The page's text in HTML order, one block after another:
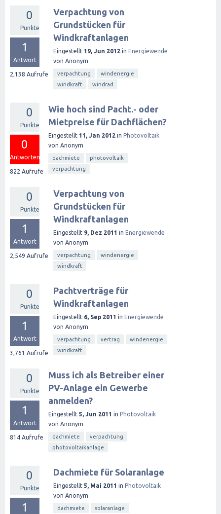
0
Punkte
1
Antwort
2,138 Aufrufe
Verpachtung von
Grundstücken für
Windkraftanlagen
Eingestellt 19, Jun 2012 in Energiewende
von Anonym
verpachtung
windenergie
windkraft
windrad
0
Punkte
0
Antworten
822 Aufrufe
Wie hoch sind Pacht.- oder
Mietpreise für Dachflächen?
Eingestellt 11, Jan 2012 in Photovoltaik
von Anonym
dachmiete
photovoltaik
verpachtung
0
Punkte
1
Antwort
2,549 Aufrufe
Verpachtung von
Grundstücken für
Windkraftanlagen
Eingestellt 9, Dez 2011 in Energiewende
von Anonym
verpachtung
windenergie
windkraft
0
Punkte
1
Antwort
3,761 Aufrufe
Pachtverträge für
Windkraftanlagen
Eingestellt 6, Sep 2011 in Energiewende
von Anonym
verpachtung vertrag
windenergie
windkraft
0
Punkte
1
Antwort
814 Aufrufe
Muss ich als Betreiber einer
PV-Anlage ein Gewerbe
anmelden?
Eingestellt 5, Jun 2011 in Photovoltaik
von Anonym
dachmiete
verpachtung
photovoltaikanlage
0
Punkte
1
Dachmiete für Solaranlage
Eingestellt 5, Mai 2011 in Photovoltaik
von Anonym
dachmiete solaranlage